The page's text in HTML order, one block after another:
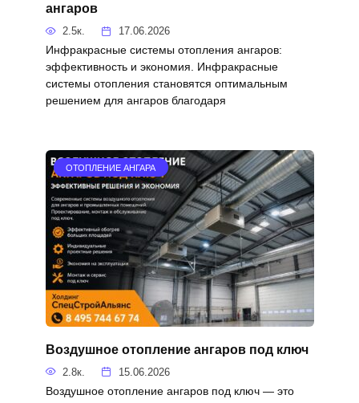
ангаров
2.5к. 17.06.2026
Инфракрасные системы отопления ангаров:
эффективность и экономия. Инфракрасные
системы отопления становятся оптимальным
решением для ангаров благодаря
ОТОПЛЕНИЕ АНГАРА
Воздушное отопление ангаров под ключ
2.8к. 15.06.2026
Воздушное отопление ангаров под ключ — это